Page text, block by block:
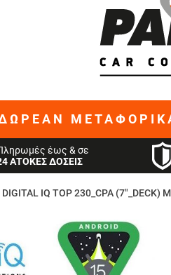
έως & σε
ΑΤΟΚΕΣ ΔΟΣΕΙΣ
DIGITAL IQ TOP 230_CPA (7"_DECK)